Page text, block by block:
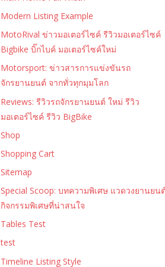
Modern Listing Example
MotoRival ข่าวมอเตอร์ไซค์ รีวิวมอเตอร์ไซค์
Bigbike บิ๊กไบค์ มอเตอร์ไซค์ใหม่
Motorsport: ข่าวสารการแข่งขันรถ
จักรยานยนต์ จากทั่วทุกมุมโลก
Reviews: รีวิวรถจักรยานยนต์ ใหม่ รีวิว
มอเตอร์ไซค์ รีวิว BigBike
Shop
Shopping Cart
Sitemap
Special Scoop: บทความพิเศษ แวดวงยานยน
กิจกรรมพิเศษที่น่าสนใจ
Tables Test
test
Timeline Listing Style